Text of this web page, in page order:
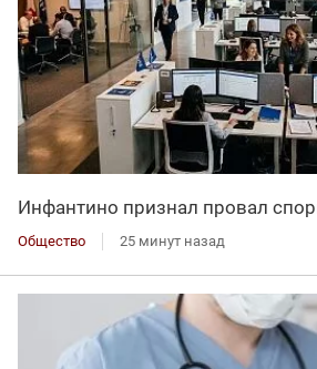
Инфантино признал провал
Общество 25 минут назад